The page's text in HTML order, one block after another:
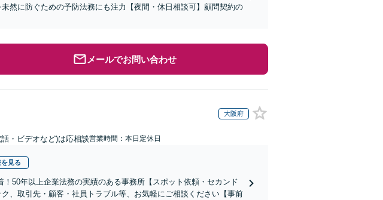
然に防ぐための予防法務にも注力【夜間・休日相談可】顧問契約の
メールでお問い合わせ
大阪府
・ビデオなど)は応相談営業時間：本日定休日
見る
！50年以上企業法務の実績のある事務所【スポット依頼・セカンド
、取引先・顧客・社員トラブル等、お気軽にご相談ください【事前